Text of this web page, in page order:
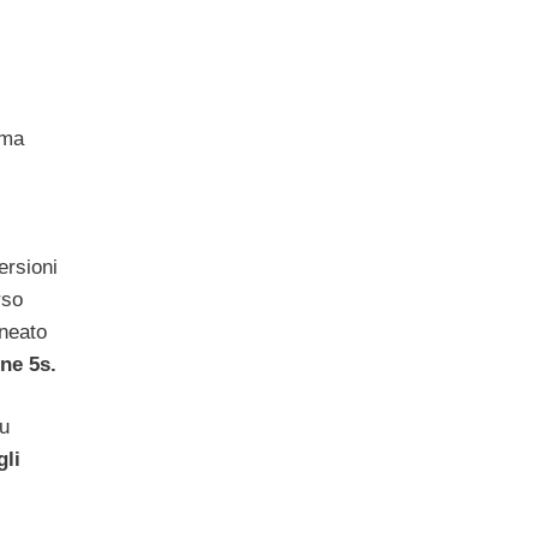
5s.